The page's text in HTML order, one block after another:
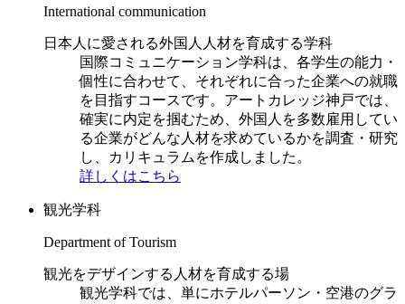
International communication
日本人に愛される外国人人材を育成する学科
国際コミュニケーション学科は、各学生の能力・
個性に合わせて、それぞれに合った企業への就職
を目指すコースです。アートカレッジ神戸では、
確実に内定を掴むため、外国人を多数雇用してい
る企業がどんな人材を求めているかを調査・研究
し、カリキュラムを作成しました。
詳しくはこちら
観光学科
Department of Tourism
観光をデザインする人材を育成する場
観光学科では、単にホテルパーソン・空港のグラ